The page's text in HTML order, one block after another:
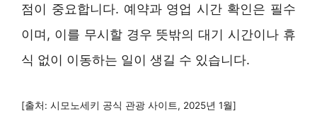
점이 중요합니다. 예약과 영업 시간 확인은 필수
이며, 이를 무시할 경우 뜻밖의 대기 시간이나 휴
식 없이 이동하는 일이 생길 수 있습니다.
[출처: 시모노세키 공식 관광 사이트, 2025년 1월]